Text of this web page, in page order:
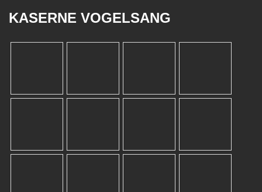
KASERNE VOGELSANG